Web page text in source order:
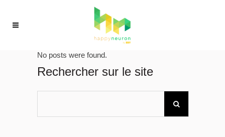
No posts were found.
Rechercher sur le site